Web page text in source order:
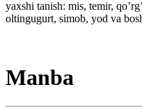
yaxshi tanish: mis, temir,
oltingugurt, simob, yod va
Manba